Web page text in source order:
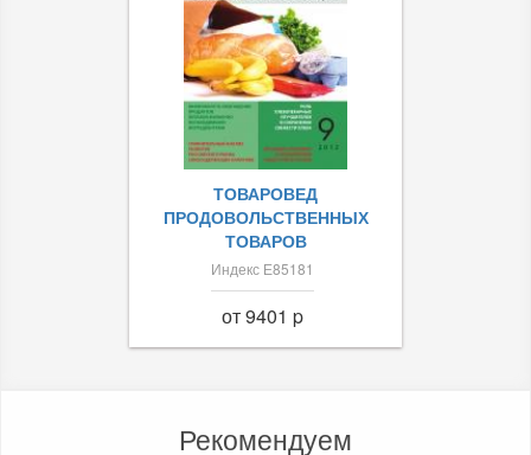
ТОВАРОВЕД
ПРОДОВОЛЬСТВЕННЫХ
ТОВАРОВ
Индекс Е85181
от 9401 p
Рекомендуем